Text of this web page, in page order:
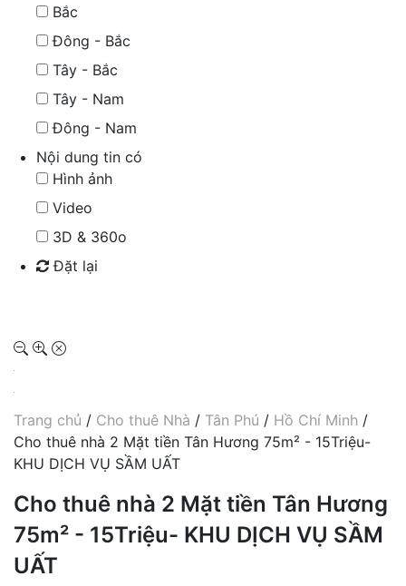
Bắc
Đông - Bắc
Tây - Bắc
Tây - Nam
Đông - Nam
Nội dung tin có
Hình ảnh
Video
3D & 360o
Đặt lại
Trang chủ / Cho thuê Nhà / Tân Phú / Hồ Chí Minh /
Cho thuê nhà 2 Mặt tiền Tân Hương 75m² - 15Triệu-
KHU DỊCH VỤ SẦM UẤT
Cho thuê nhà 2 Mặt tiền Tân Hương
75m² - 15Triệu- KHU DỊCH VỤ SẦM
UẤT